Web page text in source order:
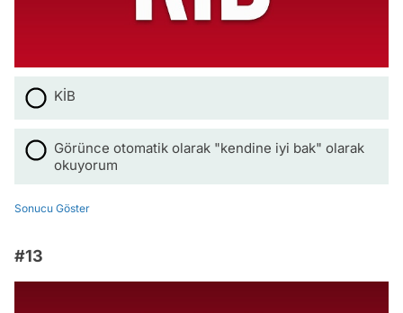
KİB
Görünce otomatik olarak "kendine iyi bak" olarak
okuyorum
Sonucu Göster
#13